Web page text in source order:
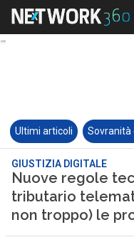
Ultimi articoli Sovranità
GIUSTIZIA DIGITALE
Nuove regole
tributario
non troppo) le